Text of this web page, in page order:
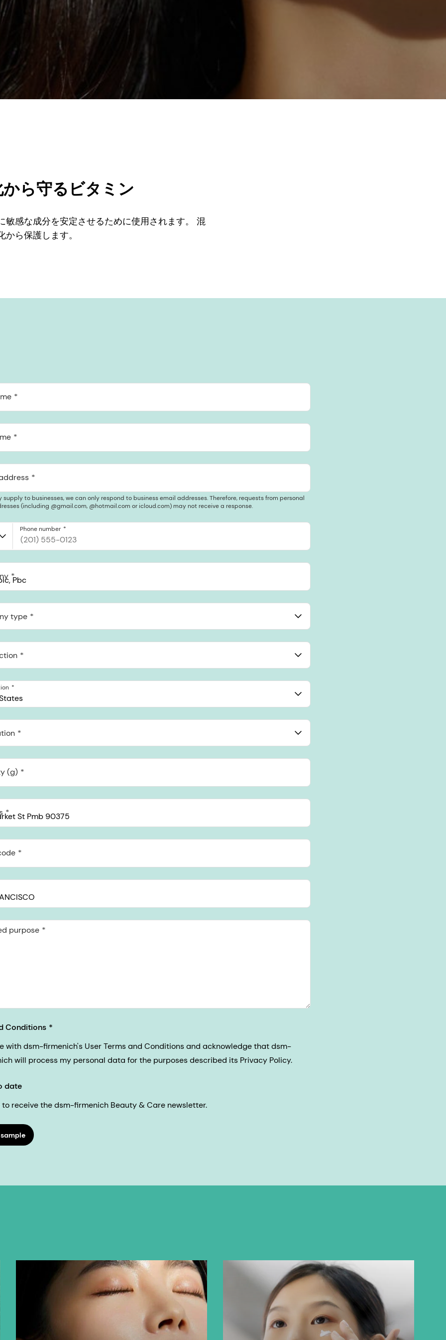
ら守るビタミン
感な成分を安定させるために使用されます。 混
ら保護します。
supply to businesses, we can only respond to business email addresses. Therefore, requests from personal
(including @gmail.com, @hotmail.com or icloud.com) may not receive a response.
Phone number
PBC
St Pmb 90375, San Francisco, California, US
type
(g)
purpose
Conditions
with dsm-firmenich's User Terms and Conditions and acknowledge that dsm-
will process my personal data for the purposes described its Privacy Policy.
date
to receive the dsm-firmenich Beauty & Care newsletter.